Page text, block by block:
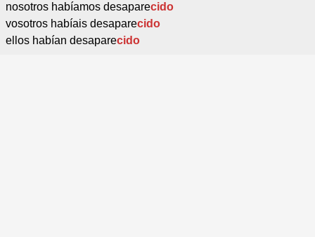
nosotros habíamos desaparecido
vosotros habíais desaparecido
ellos habían desaparecido